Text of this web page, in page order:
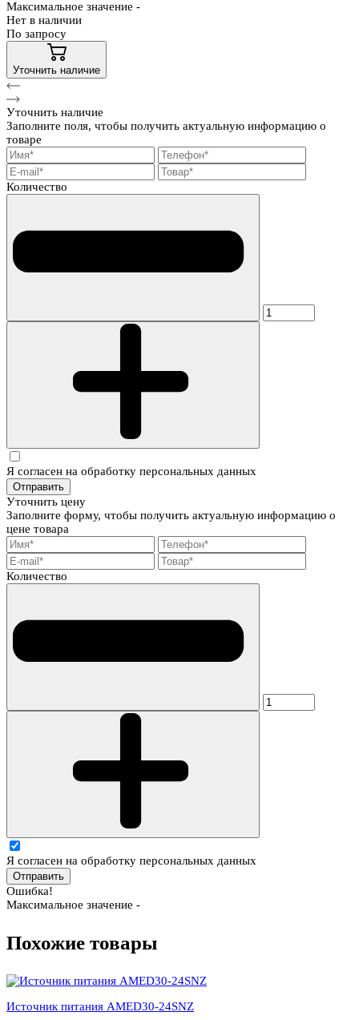
Максимальное значение -
Нет в наличии
По запросу
Уточнить наличие
Уточнить наличие
Заполните поля, чтобы получить актуальную информацию о
товаре
Количество
Я согласен на обработку персональных данных
Отправить
Уточнить цену
Заполните форму, чтобы получить актуальную информацию о
цене товара
Количество
Я согласен на обработку персональных данных
Отправить
Ошибка!
Максимальное значение -
Похожие товары
Источник питания AMED30-24SNZ